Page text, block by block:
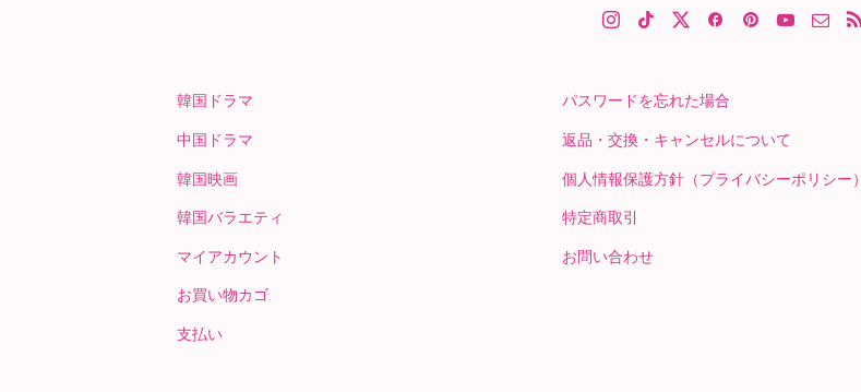
韓国ドラマ
中国ドラマ
韓国映画
韓国バラエティ
マイアカウント
お買い物カゴ
支払い
パスワードを忘れた場合
返品・交換・キャンセルについて
個人情報保護方針（プライバシーポリシー）
特定商取引
お問い合わせ